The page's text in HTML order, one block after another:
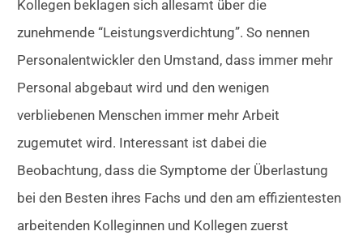
Kollegen beklagen sich allesamt über die
zunehmende “Leistungsverdichtung”. So nennen
Personalentwickler den Umstand, dass immer mehr
Personal abgebaut wird und den wenigen
verbliebenen Menschen immer mehr Arbeit
zugemutet wird. Interessant ist dabei die
Beobachtung, dass die Symptome der Überlastung
bei den Besten ihres Fachs und den am effizientesten
arbeitenden Kolleginnen und Kollegen zuerst